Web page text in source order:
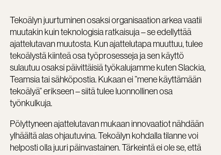
Tekoälyn juurtuminen osaksi organisaation arkea vaatii
muutakin kuin teknologisia ratkaisuja – se edellyttää
ajattelutavan muutosta. Kun ajattelutapa muuttuu, tulee
tekoälystä kiinteä osa työprosesseja ja sen käyttö
sulautuu osaksi päivittäisiä työkalujamme kuten Slackia,
Teamsia tai sähköpostia. Kukaan ei ”mene käyttämään
tekoälyä” erikseen – siitä tulee luonnollinen osa
työnkulkuja.
Pölyttyneen ajattelutavan mukaan innovaatiot nähdään
ylhäältä alas ohjautuvina. Tekoälyn kohdalla tilanne voi
helposti olla juuri päinvastainen. Tärkeintä ei ole se, että